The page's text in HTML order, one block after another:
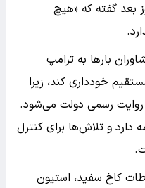
بعد گفته که «هیچ
بارها به ترامپ
خودداری کند، زیرا
روایت رسمی دولت می‌شود.
دارد و تلاش‌ها برای کنترل
کاخ سفید، استیون